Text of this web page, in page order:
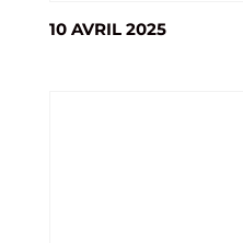
10 AVRIL 2025